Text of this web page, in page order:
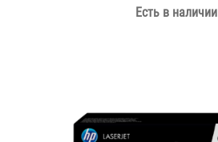
Есть в наличии